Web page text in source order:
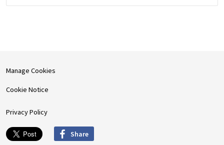
Manage Cookies
Cookie Notice
Privacy Policy
Share